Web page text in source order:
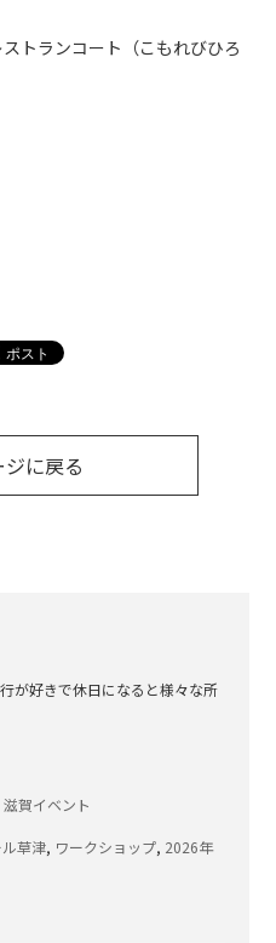
トランコート（こもれびひろ
に戻る
が好きで休日になると様々な所
滋賀イベント
草津, ワークショップ, 2026年